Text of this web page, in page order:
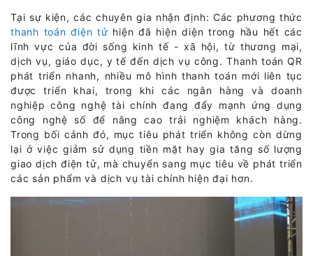
Tại sự kiện, các chuyên gia nhận định: Các phương thức
thanh toán điện tử hiện đã hiện diện trong hầu hết các
lĩnh vực của đời sống kinh tế - xã hội, từ thương mại,
dịch vụ, giáo dục, y tế đến dịch vụ công. Thanh toán QR
phát triển nhanh, nhiều mô hình thanh toán mới liên tục
được triển khai, trong khi các ngân hàng và doanh
nghiệp công nghệ tài chính đang đẩy mạnh ứng dụng
công nghệ số để nâng cao trải nghiệm khách hàng.
Trong bối cảnh đó, mục tiêu phát triển không còn dừng
lại ở việc giảm sử dụng tiền mặt hay gia tăng số lượng
giao dịch điện tử, mà chuyển sang mục tiêu về phát triển
các sản phẩm và dịch vụ tài chính hiện đại hơn.